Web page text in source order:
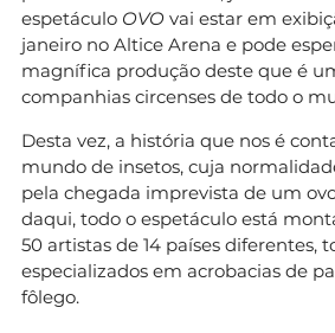
espetáculo OVO vai estar em
janeiro no Altice Arena e pode
magnífica produção deste que é
companhias circenses de todo o
Desta vez, a história que nos é
mundo de insetos, cuja
pela chegada imprevista de um
daqui, todo o espetáculo está
50 artistas de 14 países diferentes,
especializados em acrobacias de
fôlego.